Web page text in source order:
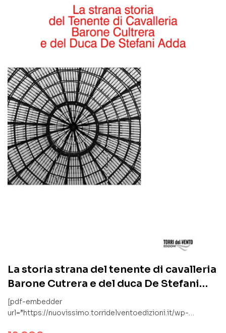
La storia strana del tenente di cavalleria
Barone Cutrera e del duca De Stefani
Adda
[pdf-embedder
url=”https://nuovissimo.torridelventoedizioni.it/wp-